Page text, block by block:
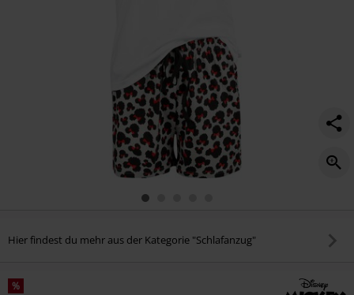
Hier findest du mehr aus der Kategorie "Schlafanzug"
%